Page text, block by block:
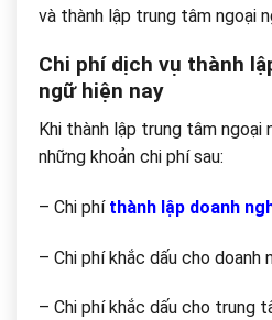
và thành lập trung tâm ngoại
Chi phí dịch vụ thành
ngữ hiện nay
Khi thành lập trung tâm ngoại
những khoản chi phí sau:
– Chi phí thành lập doanh
– Chi phí khắc dấu cho doanh
– Chi phí khắc dấu cho trung